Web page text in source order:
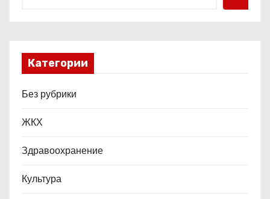
Категории
Без рубрики
ЖКХ
Здравоохранение
Культура